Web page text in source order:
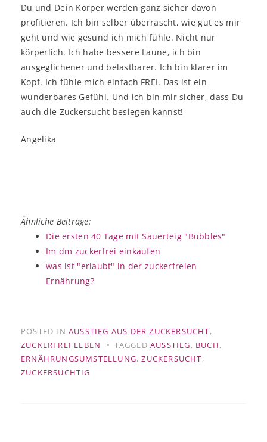
Du und Dein Körper werden ganz sicher davon
profitieren. Ich bin selber überrascht, wie gut es mir
geht und wie gesund ich mich fühle. Nicht nur
körperlich. Ich habe bessere Laune, ich bin
ausgeglichener und belastbarer. Ich bin klarer im
Kopf. Ich fühle mich einfach FREI. Das ist ein
wunderbares Gefühl. Und ich bin mir sicher, dass Du
auch die Zuckersucht besiegen kannst!
Angelika
Ähnliche Beiträge:
Die ersten 40 Tage mit Sauerteig "Bubbles"
Im dm zuckerfrei einkaufen
was ist "erlaubt" in der zuckerfreien
Ernährung?
POSTED IN AUSSTIEG AUS DER ZUCKERSUCHT,
ZUCKERFREI LEBEN
TAGGEDAUSSTIEG, BUCH,
ERNÄHRUNGSUMSTELLUNG,ZUCKERSUCHT,
ZUCKERSÜCHTIG